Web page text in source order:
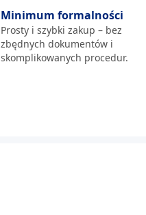
Minimum formalności
Prosty i szybki zakup – bez
zbędnych dokumentów i
skomplikowanych procedur.